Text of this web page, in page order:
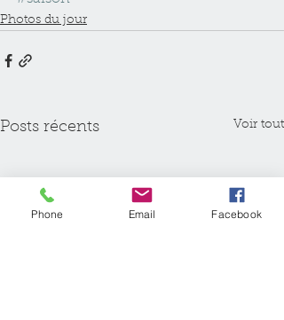
Photos du jour
Posts récents Voir tout
Phone Email Facebook